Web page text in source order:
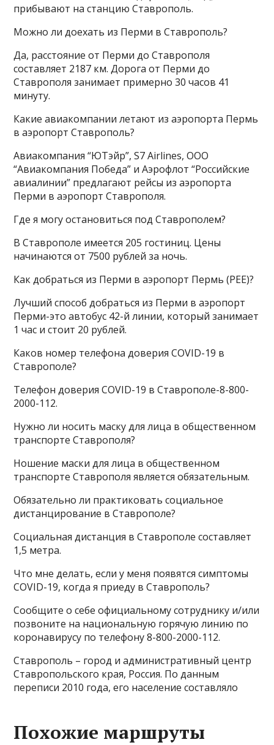
прибывают на станцию Ставрополь.
Можно ли доехать из Перми в Ставрополь?
Да, расстояние от Перми до Ставрополя
составляет 2187 км. Дорога от Перми до
Ставрополя занимает примерно 30 часов 41
минуту.
Какие авиакомпании летают из аэропорта Пермь
в аэропорт Ставрополь?
Авиакомпания “ЮТэйр”, S7 Airlines, ООО
“Авиакомпания Победа” и Аэрофлот “Российские
авиалинии” предлагают рейсы из аэропорта
Перми в аэропорт Ставрополя.
Где я могу остановиться под Ставрополем?
В Ставрополе имеется 205 гостиниц. Цены
начинаются от 7500 рублей за ночь.
Как добраться из Перми в аэропорт Пермь (PEE)?
Лучший способ добраться из Перми в аэропорт
Перми-это автобус 42-й линии, который занимает
1 час и стоит 20 рублей.
Каков номер телефона доверия COVID-19 в
Ставрополе?
Телефон доверия COVID-19 в Ставрополе-8-800-
2000-112.
Нужно ли носить маску для лица в общественном
транспорте Ставрополя?
Ношение маски для лица в общественном
транспорте Ставрополя является обязательным.
Обязательно ли практиковать социальное
дистанцирование в Ставрополе?
Социальная дистанция в Ставрополе составляет
1,5 метра.
Что мне делать, если у меня появятся симптомы
COVID-19, когда я приеду в Ставрополь?
Сообщите о себе официальному сотруднику и/или
позвоните на национальную горячую линию по
коронавирусу по телефону 8-800-2000-112.
Ставрополь – город и административный центр
Ставропольского края, Россия. По данным
переписи 2010 года, его население составляло
Похожие маршруты